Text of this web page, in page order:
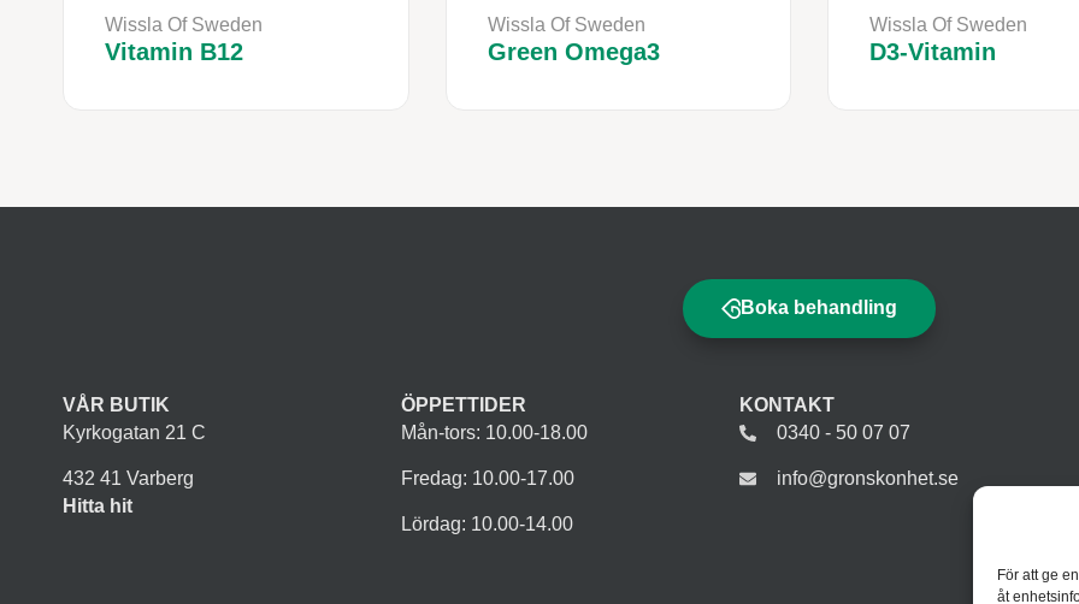
För att ge
åt
Wissla Of Sweden
Vitamin B12
Wissla Of Sweden
Green Omega3
Wissla Of Sweden
D3-Vitamin
Boka behandling
VÅR BUTIK
Kyrkogatan 21 C
432 41 Varberg
Hitta hit
ÖPPETTIDER
Mån-tors: 10.00-18.00
Fredag: 10.00-17.00
Lördag: 10.00-14.00
KONTAKT
0340 - 50 07 07
info@gronskonhet.se